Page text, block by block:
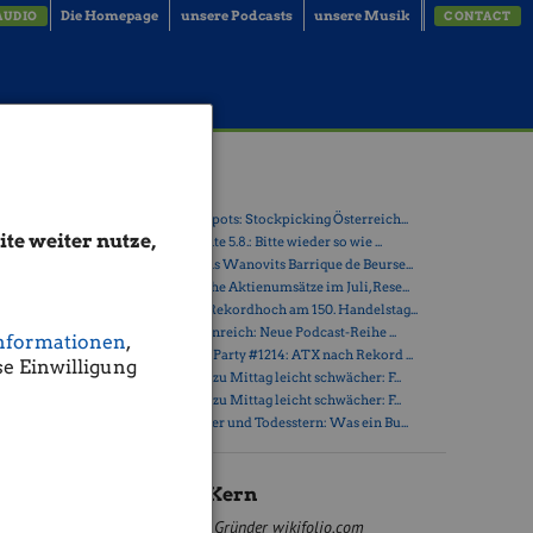
weiter nutze,
,
Einwilligung
Die Homepage unsere Podcasts unsere Musik CONTACT
liegt zum
konnte.
„Sell
» Österreich-Depots: Stockpicking Österreich...
» Börsegeschichte 5.8.: Bitte wieder so wie ...
» Nachlese: Hans Wanovits Barrique de Beurse...
» PIR-News: Hohe Aktienumsätze im Juli, Rese...
» ATX erreicht Rekordhoch am 150. Handelstag...
» Drastil & Seltenreich: Neue Podcast-Reihe ...
» Wiener Börse Party #1214: ATX nach Rekord ...
» Wiener Börse zu Mittag leicht schwächer: F...
» Wiener Börse zu Mittag leicht schwächer: F...
» Zwischen Polier und Todesstern: Was ein Bu...
Andreas Kern
Gründer wikifolio.com